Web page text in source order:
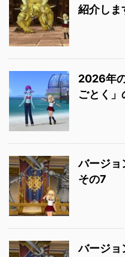
紹介しま
2026年
ごとく
バージョ
その7
バージョ